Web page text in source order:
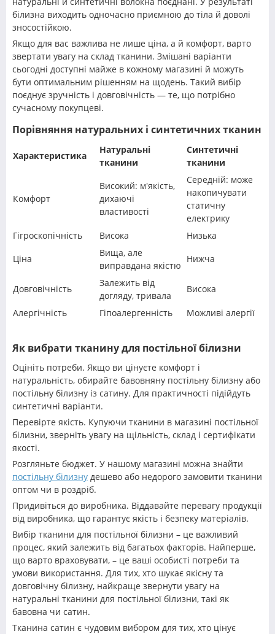
білизна виходить одночасно приємною до тіла й доволі
зносостійкою.
Якщо для вас важлива не лише ціна, а й комфорт, варто
звертати увагу на склад тканини. Змішані варіанти
сьогодні доступні майже в кожному магазині й можуть
бути оптимальним рішенням на щодень. Такий вибір
поєднує зручність і довговічність — те, що потрібно
сучасному покупцеві.
Порівняння натуральних і синтетичних тканин
Характеристика
Натуральні
тканини
Синтетичні
тканини
Комфорт
Високий: м'якість,
дихаючі
властивості
Середній: може
накопичувати
статичну
електрику
Гігроскопічність
Висока
Низька
Ціна
Вища, але
виправдана якістю
Нижча
Довговічність
Залежить від
догляду, тривала
Висока
Алергічність Гіпоалергенність Можливі алергії
Як вибрати тканину для постільної білизни
Оцініть потреби. Якщо ви цінуєте комфорт і
натуральність, обирайте бавовняну постільну білизну або
постільну білизну із сатину. Для практичності підійдуть
синтетичні варіанти.
Перевірте якість. Купуючи тканини в магазині постільної
білизни, зверніть увагу на щільність, склад і сертифікати
якості.
Розгляньте бюджет. У нашому магазині можна знайти
постільну білизну дешево або недорого замовити тканини
оптом чи в роздріб.
Придивіться до виробника. Віддавайте перевагу продукції
від виробника, що гарантує якість і безпеку матеріалів.
Вибір тканини для постільної білизни – це важливий
процес, який залежить від багатьох факторів. Найперше,
що варто враховувати, – це ваші особисті потреби та
умови використання. Для тих, хто шукає якісну та
довговічну білизну, найкраще звернути увагу на
натуральні тканини для постільної білизни, такі як
бавовна чи сатин.
Тканина сатин є чудовим вибором для тих, хто цінує